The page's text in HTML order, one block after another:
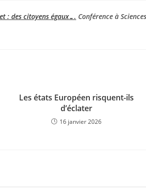
: des citoyens égaux…. Conférence à
Les états Européen risquent-ils
d’éclater
16 janvier 2026